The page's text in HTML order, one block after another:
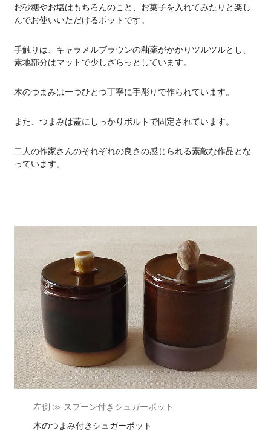
お砂糖やお塩はもちろんのこと、お菓子を入れてみたりと楽し
んでお使いいただけるポットです。
手触りは、キャラメルブラウンの釉薬がかかりツルツルとし、
素地部分はマットで少しざらっとしています。
木のつまみは一つひとつ丁寧に手彫りで作られています。
また、つまみは蓋にしっかりボルトで固定されています。
二人の作家さんのそれぞれの良さの感じられる素敵な作品とな
っています。
左側 ≫ スプーン付きシュガーポット
木のつまみ付きシュガーポット